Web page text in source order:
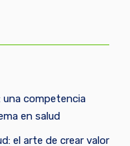
una competencia
en salud
el arte de crear valor